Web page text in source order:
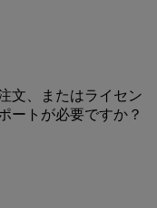
文、またはライセン
ートが必要ですか？